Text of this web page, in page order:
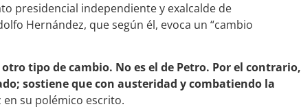
presidencial independiente y exalcalde de
Hernández, que según él, evoca un “cambio
tipo de cambio. No es el de Petro. Por el contrario,
sostiene que con austeridad y combatiendo la
su polémico escrito.